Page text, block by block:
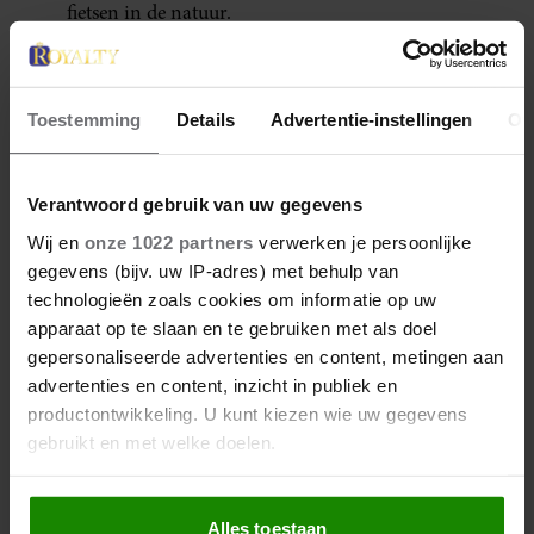
Toestemming Details Advertentie-instellingen
Verantwoord gebruik van uw gegevens
Wij en onze 1022 partners verwerken je persoonlijke
gegevens (bijv. uw IP-adres) met behulp van
technologieën zoals cookies om informatie op uw
apparaat op te slaan en te gebruiken met als doel
gepersonaliseerde advertenties en content, metingen aan
advertenties en content, inzicht in publiek en
productontwikkeling. U kunt kiezen wie uw gegevens
gebruikt en met welke doelen.
Als u het toestaat, willen we ook graag:
Alles toestaan
fietsen in de natuur.
Meer van Denise
28 april 2026
DÍT ZIJN FAVORIETE
RESTAURANTS VAN ELOISE